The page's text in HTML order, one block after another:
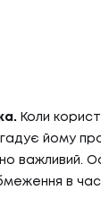
Коли
йому
важливий.
в